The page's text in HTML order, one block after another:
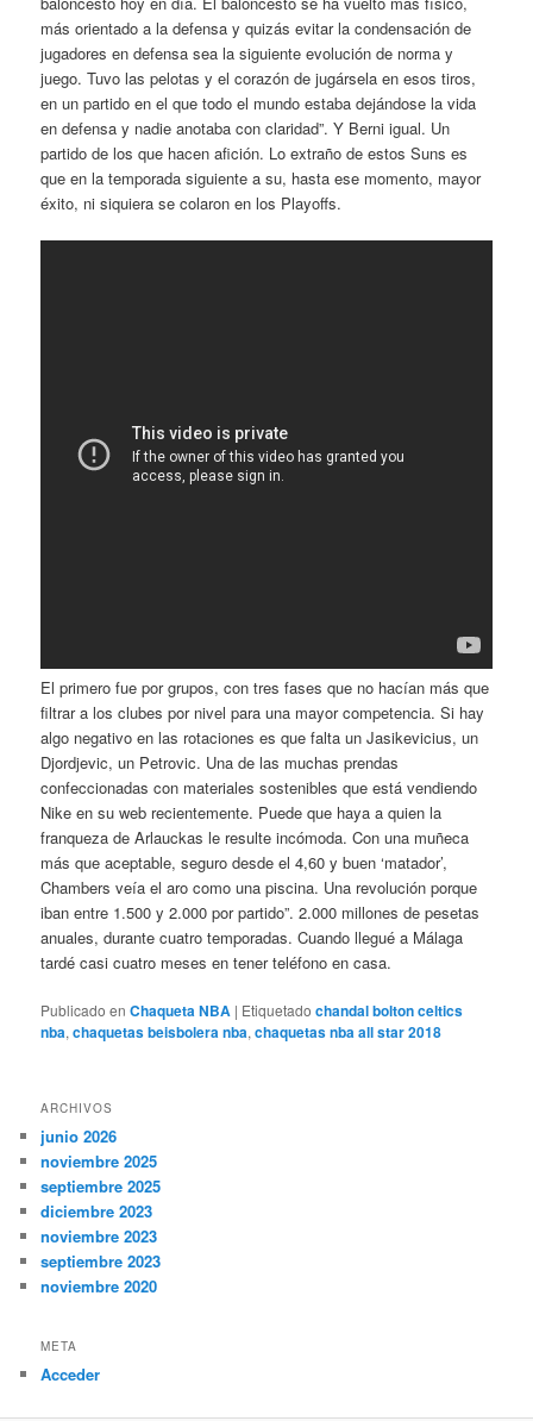
más orientado a la defensa y quizás evitar la condensación de
jugadores en defensa sea la siguiente evolución de norma y
juego. Tuvo las pelotas y el corazón de jugársela en esos tiros,
en un partido en el que todo el mundo estaba dejándose la vida
en defensa y nadie anotaba con claridad”. Y Berni igual. Un
partido de los que hacen afición. Lo extraño de estos Suns es
que en la temporada siguiente a su, hasta ese momento, mayor
éxito, ni siquiera se colaron en los Playoffs.
El primero fue por grupos, con tres fases que no hacían más que
filtrar a los clubes por nivel para una mayor competencia. Si hay
algo negativo en las rotaciones es que falta un Jasikevicius, un
Djordjevic, un Petrovic. Una de las muchas prendas
confeccionadas con materiales sostenibles que está vendiendo
Nike en su web recientemente. Puede que haya a quien la
franqueza de Arlauckas le resulte incómoda. Con una muñeca
más que aceptable, seguro desde el 4,60 y buen ‘matador’,
Chambers veía el aro como una piscina. Una revolución porque
iban entre 1.500 y 2.000 por partido”. 2.000 millones de pesetas
anuales, durante cuatro temporadas. Cuando llegué a Málaga
tardé casi cuatro meses en tener teléfono en casa.
Publicado en Chaqueta NBA | Etiquetado chandal bolton celtics
nba,chaquetas beisbolera nba,chaquetas nba all star 2018
ARCHIVOS
junio 2026
noviembre 2025
septiembre 2025
diciembre 2023
noviembre 2023
septiembre 2023
noviembre 2020
META
Acceder